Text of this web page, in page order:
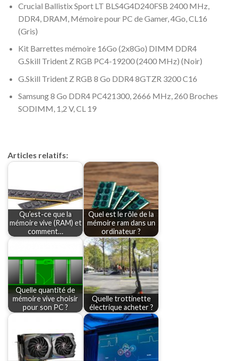
Crucial Ballistix Sport LT BLS4G4D240FSB 2400 MHz,
DDR4, DRAM, Mémoire pour PC de Gamer, 4Go, CL16
(Gris)
Kit Barrettes mémoire 16Go (2x8Go) DIMM DDR4
G.Skill Trident Z RGB PC4-19200 (2400 MHz) (Noir)
G.Skill Trident Z RGB 8 Go DDR4 8GTZR 3200 C16
Samsung 8 Go DDR4 PC421300, 2666 MHz, 260 Broches
SODIMM, 1,2 V, CL 19
Articles relatifs:
Qu’est-ce que la
mémoire vive (RAM) et
comment…
Quel est le rôle de la
mémoire ram dans un
ordinateur ?
Quelle quantité de
mémoire vive choisir
pour son PC ?
Quelle trottinette
électrique acheter ?